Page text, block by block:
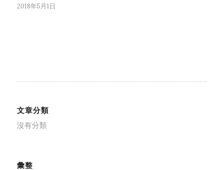
2018年5月1日
文章分類
沒有分類
彙整